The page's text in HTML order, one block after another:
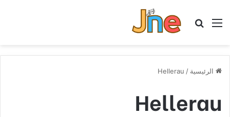
القائمة بحث عن
الرئيسية /
Hellerau
Hellerau